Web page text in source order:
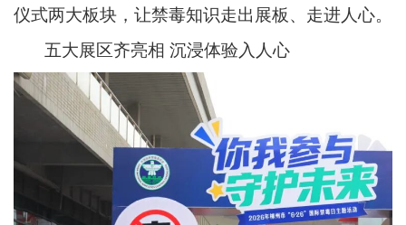
仪式两大板块，让禁毒知识走出展板、走进人心。
五大展区齐亮相 沉浸体验入人心